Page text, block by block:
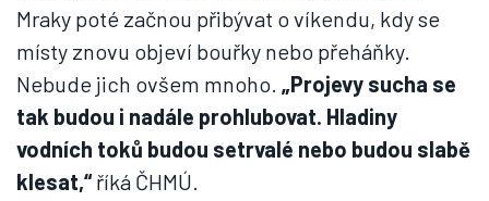
Mraky poté začnou přibývat o víkendu, kdy se
místy znovu objeví bouřky nebo přeháňky.
Nebude jich ovšem mnoho. „Projevy sucha se
tak budou i nadále prohlubovat. Hladiny
vodních toků budou setrvalé nebo budou slabě
klesat,“říká ČHMÚ.